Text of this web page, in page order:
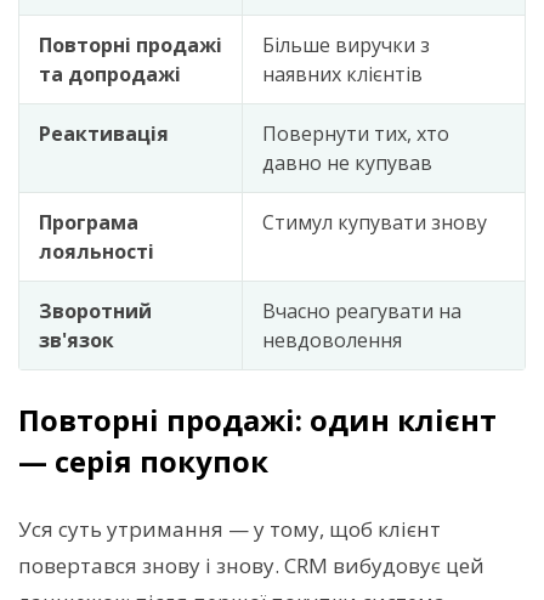
Повторні продажі
та допродажі
Більше виручки з
наявних клієнтів
Реактивація
Повернути тих, хто
давно не купував
Програма
лояльності
Стимул купувати знову
Зворотний
зв'язок
Вчасно реагувати на
невдоволення
Повторні продажі: один клієнт
— серія покупок
Уся суть утримання — у тому, щоб клієнт
повертався знову і знову. CRM вибудовує цей